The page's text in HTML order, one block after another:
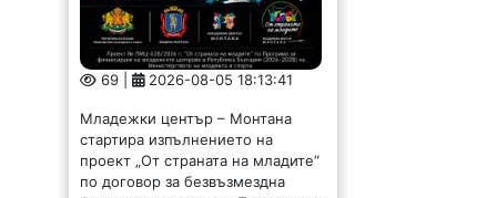
69 | 2026-08-05 18:13:41
Младежки център – Монтана
стартира изпълнението на
проект „От страната на младите“
по договор за безвъзмездна